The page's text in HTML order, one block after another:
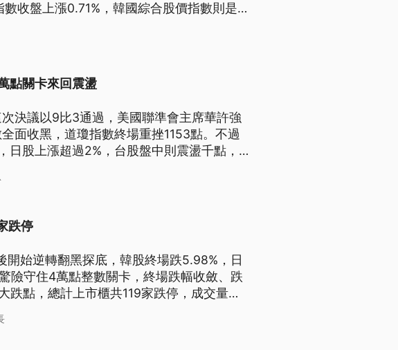
收盤上漲0.71%，韓國綜合股價指數則是下
點關卡來回震盪
決議以9比3通過，美國聯準會主席華許強
面收黑，道瓊指數終場重挫1153點。不過
股上漲超過2%，台股盤中則震盪千點，最
跌停
開始逆轉翻黑探底，韓股終場跌5.98%，日
險守住4萬點整數關卡，終場跌幅收斂、跌
跌點，總計上市櫃共119家跌停，成交量
股走勢。